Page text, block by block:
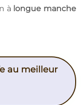
à longue manche
au meilleur